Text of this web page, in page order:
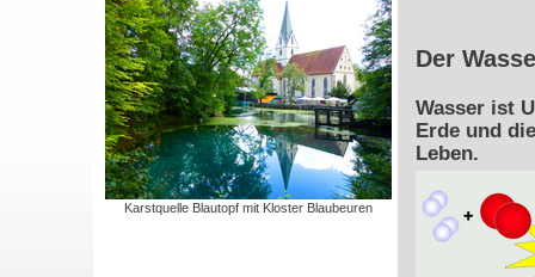
Karstquelle Blautopf mit Kloster Blaubeuren
Der
Wasser ist
Erde und
Leben.